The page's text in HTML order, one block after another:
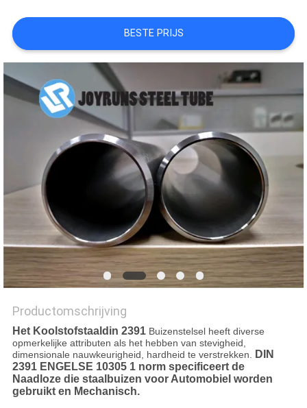
PRIVACYBELEIDBESTE PRIJS
Productomschrijving
Het Koolstofstaaldin 2391Buizenstelsel heeft diverse
opmerkelijke attributen als het hebben van stevigheid,
dimensionale nauwkeurigheid, hardheid te verstrekken. DIN
2391 ENGELSE 10305 1 norm specificeert de
Naadloze die staalbuizen voor Automobiel worden
gebruikt en Mechanisch.